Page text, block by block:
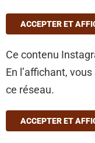
ACCEPTER ET
Ce contenu
En l’affichant,
ce réseau.
ACCEPTER ET